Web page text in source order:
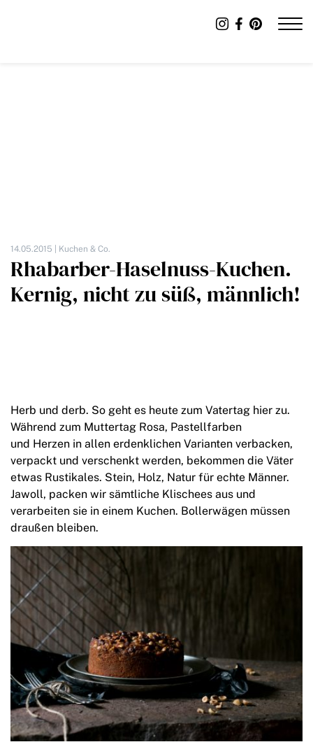
14.05.2015 | Kuchen & Co.
Rhabarber-Haselnuss-Kuchen.
Kernig, nicht zu süß, männlich!
Herb und derb. So geht es heute zum Vatertag hier zu.
Während zum Muttertag Rosa, Pastellfarben
und Herzen in allen erdenklichen Varianten verbacken,
verpackt und verschenkt werden, bekommen die Väter
etwas Rustikales. Stein, Holz, Natur für echte Männer.
Jawoll, packen wir sämtliche Klischees aus und
verarbeiten sie in einem Kuchen. Bollerwägen müssen
draußen bleiben.